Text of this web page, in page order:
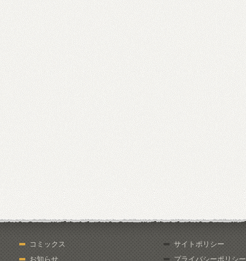
コミックス
お知らせ
サイトポリシー
プライバシーポリシー